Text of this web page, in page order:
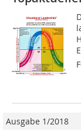
Ausgabe 1/2018